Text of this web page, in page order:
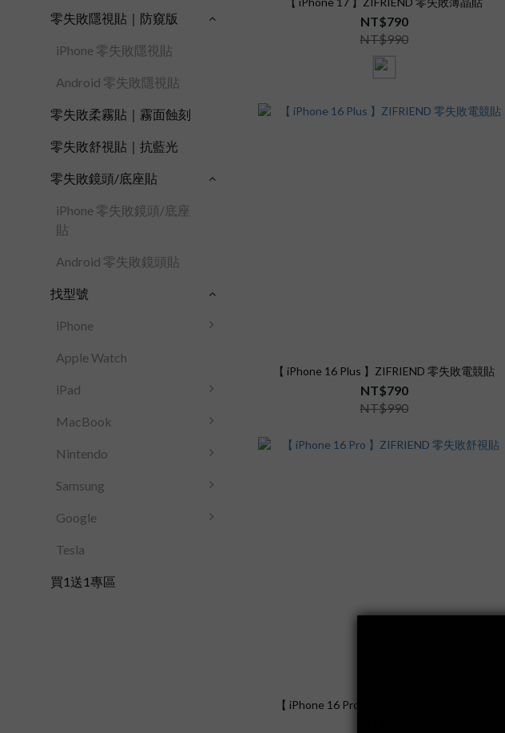
零失敗隱視貼｜防窺版
iPhone 零失敗隱視貼
Android 零失敗隱視貼
零失敗柔霧貼｜霧面蝕刻
零失敗舒視貼｜抗藍光
零失敗鏡頭/底座貼
iPhone 零失敗鏡頭/底座
貼
Android 零失敗鏡頭貼
找型號
iPhone
Apple Watch
iPad
MacBook
Nintendo
Samsung
Google
Tesla
買1送1專區
NT$790
NT$990
【 iPhone 16 Plus 】ZIFRIEND 零失敗電競貼
NT$790
NT$990
【 iPhone 16 Pro 】ZIFRIEND 零失敗舒視貼